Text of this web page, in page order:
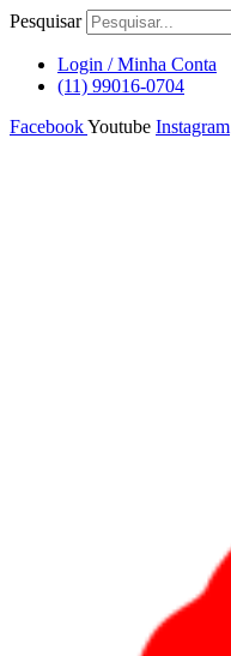
Ir
conteúdo
Pesquisar
Login / Minha Conta
(11) 99016-0704
FacebookYoutube Instagram